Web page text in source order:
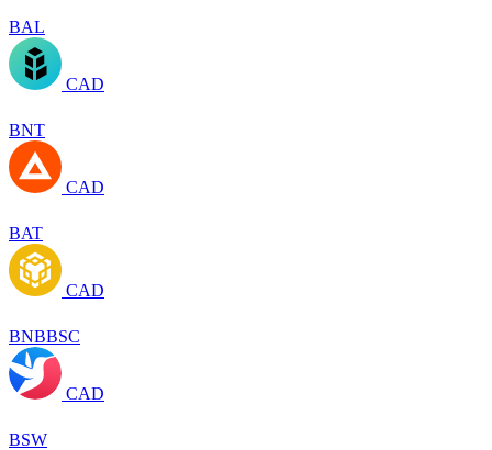
BAL
CAD
BNT
CAD
BAT
CAD
BNBBSC
CAD
BSW